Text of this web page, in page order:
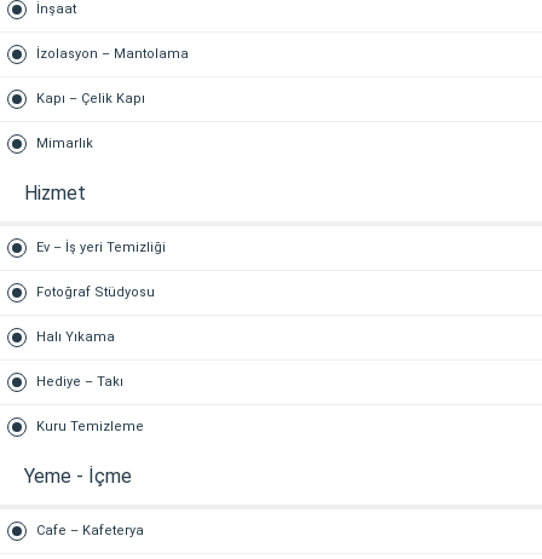
İnşaat
İzolasyon – Mantolama
Kapı – Çelik Kapı
Mimarlık
Hizmet
Ev – İş yeri Temizliği
Fotoğraf Stüdyosu
Halı Yıkama
Hediye – Takı
Kuru Temizleme
Yeme - İçme
Cafe – Kafeterya